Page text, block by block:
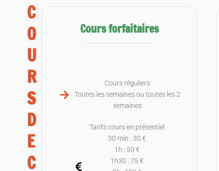
C
O
U
R
S
D
E
C
Cours forfaitaires
Cours réguliers
Toutes les semaines ou toutes les 2
semaines
Tarifs cours en présentiel
30 min : 30 €
1h : 50 €
1h30 : 75 €